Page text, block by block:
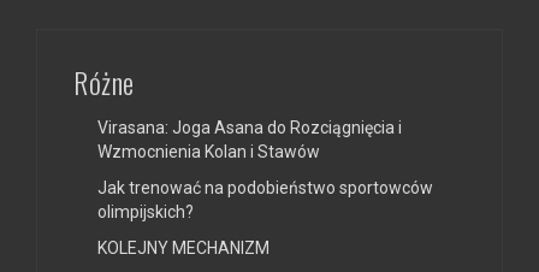
Różne
Virasana: Joga Asana do Rozciągnięcia i
Wzmocnienia Kolan i Stawów
Jak trenować na podobieństwo sportowców
olimpijskich?
KOLEJNY MECHANIZM